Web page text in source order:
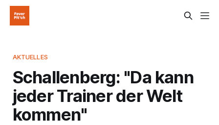
AKTUELLES
Schallenberg: "Da kann
jeder Trainer der Welt
kommen"